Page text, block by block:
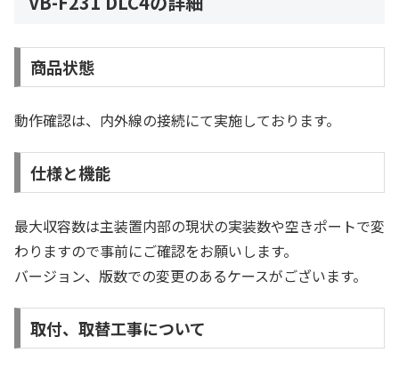
商品状態
動作確認は、内外線の接続にて実施しております。
仕様と機能
最大収容数は主装置内部の現状の実装数や空きポートで変
わりますので事前にご確認をお願いします。
バージョン、版数での変更のあるケースがございます。
取付、取替工事について